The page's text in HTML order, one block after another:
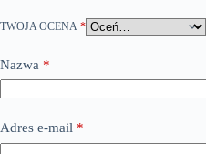
TWOJA OCENA *
Nazwa *
Adres e-mail *